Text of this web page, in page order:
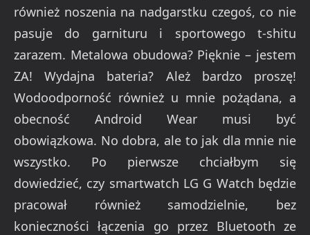
również noszenia na nadgarstku czegoś, co nie
pasuje do garnituru i sportowego t-shitu
zarazem. Metalowa obudowa? Pięknie – jestem
ZA! Wydajna bateria? Ależ bardzo proszę!
Wodoodporność również u mnie pożądana, a
obecność Android Wear musi być
obowiązkowa. No dobra, ale to jak dla mnie nie
wszystko. Po pierwsze chciałbym się
dowiedzieć, czy smartwatch LG G Watch będzie
pracował również samodzielnie, bez
konieczności łączenia go przez Bluetooth ze